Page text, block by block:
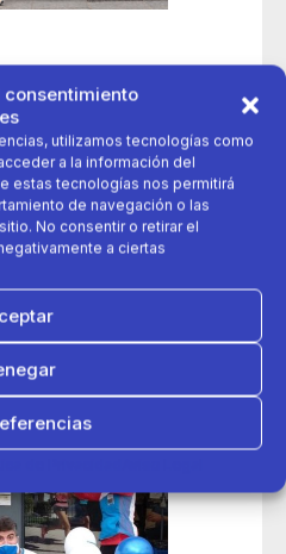
consentimiento
utilizamos tecnologías como
a la información del
estas tecnologías nos permitirá
de navegación o las
No consentir o retirar el
a ciertas
la provincia
cordoba decathlon